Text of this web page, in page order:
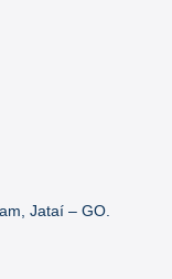
Jataí – GO.